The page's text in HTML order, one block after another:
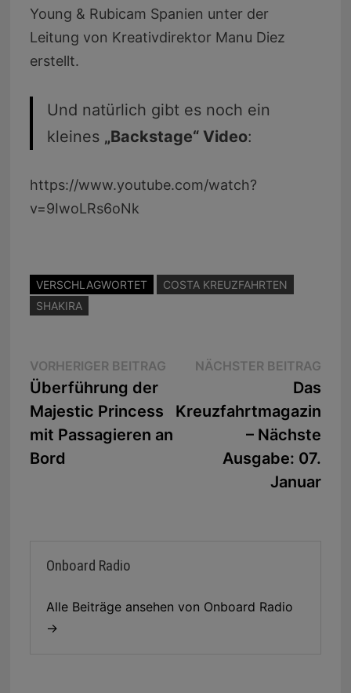
Young & Rubicam Spanien unter der
Leitung von Kreativdirektor Manu Diez
erstellt.
Und natürlich gibt es noch ein
kleines „Backstage“ Video:
https://www.youtube.com/watch?
v=9IwoLRs6oNk
VERSCHLAGWORTET
COSTA KREUZFAHRTEN
SHAKIRA
Beitragsnavigation
VORHERIGER BEITRAGVorheriger
Überführung der
Majestic Princess
mit Passagieren an
Bord
NÄCHSTER BEITRAG
Das
Kreuzfahrtmagazin
– Nächste
Ausgabe: 07.
Januar
Onboard Radio
Alle Beiträge ansehen von Onboard Radio
→